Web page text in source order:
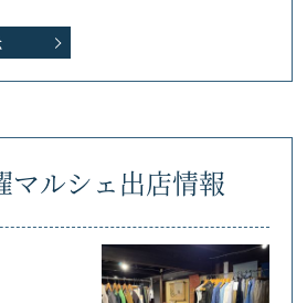
マルシェ出店情報